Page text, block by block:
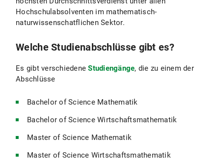
Hochschulabsolventen im mathematisch-
naturwissenschatflichen Sektor.
Welche Studienabschlüsse gibt es?
Es gibt verschiedeneStudiengänge, die zu einem der
Abschlüsse
Bachelor of Science Mathematik
Bachelor of Science Wirtschaftsmathematik
Master of Science Mathematik
Master of Science Wirtschaftsmathematik